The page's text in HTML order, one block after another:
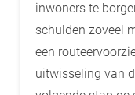
inwoners te
schulden zoveel
een
uitwisseling van